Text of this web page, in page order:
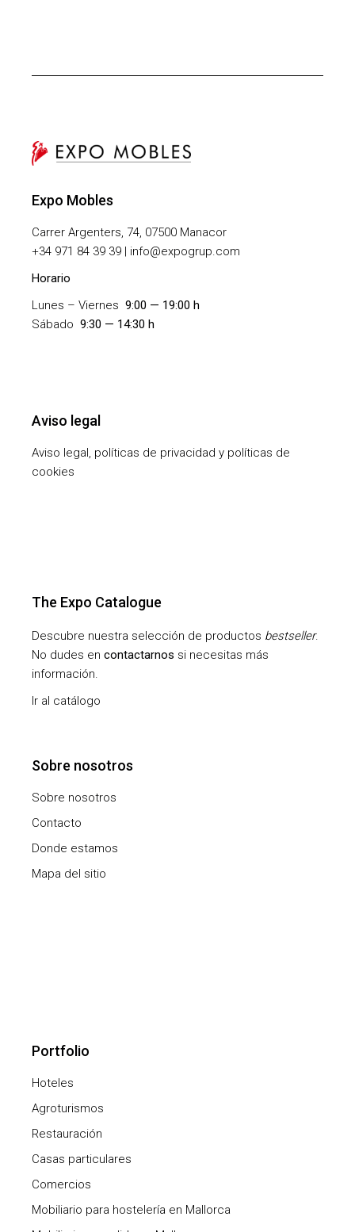
Expo Mobles
Carrer Argenters, 74, 07500 Manacor
+34 971 84 39 39 | info@expogrup.com
Horario
Lunes – Viernes9:00 — 19:00 h
Sábado9:30 — 14:30 h
Aviso legal
Aviso legal, políticas de privacidad y políticas de
cookies
The Expo Catalogue
Descubre nuestra selección de productos bestseller.
No dudes encontactarnos si necesitas más
información.
Ir al catálogo
Sobre nosotros
Sobre nosotros
Contacto
Donde estamos
Mapa del sitio
Portfolio
Hoteles
Agroturismos
Restauración
Casas particulares
Comercios
Mobiliario para hostelería en Mallorca